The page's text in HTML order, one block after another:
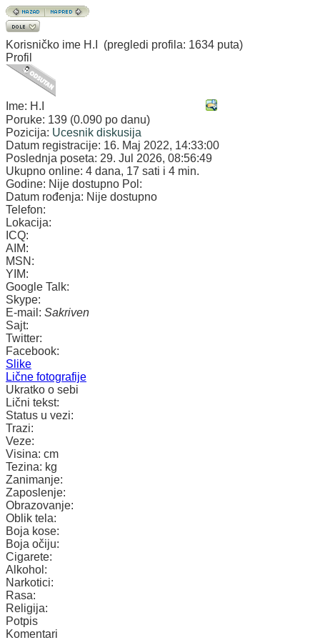
Korisničko ime Н.I
(pregledi profila: 1634 puta)
Profil
Ime: Н.I
Poruke: 139 (0.090 po danu)
Pozicija: Ucesnik diskusija
Datum registracije: 16. Maj 2022, 14:33:00
Poslednja poseta: 29. Jul 2026, 08:56:49
Ukupno online: 4 dana, 17 sati i 4 min.
Godine: Nije dostupno Pol:
Datum rođenja: Nije dostupno
Telefon:
Lokacija:
ICQ:
AIM:
MSN:
YIM:
Google Talk:
Skype:
E-mail: Sakriven
Sajt:
Twitter:
Facebook:
Slike
Lične fotografije
Ukratko o sebi
Lični tekst:
Status u vezi:
Trazi:
Veze:
Visina: cm
Tezina: kg
Zanimanje:
Zaposlenje:
Obrazovanje:
Oblik tela:
Boja kose:
Boja očiju:
Cigarete:
Alkohol:
Narkotici:
Rasa:
Religija:
Potpis
Komentari